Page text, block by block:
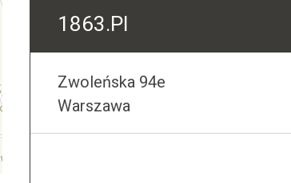
1863.Pl
Zwoleńska 94e
Warszawa